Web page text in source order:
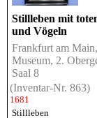
Stillleben mit
und Vögeln
Frankfurt am
Museum, 2.
Saal 8
(Inventar-Nr. 863)
1681
Stillleben